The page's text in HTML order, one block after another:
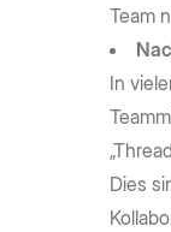
Team
In
Dies